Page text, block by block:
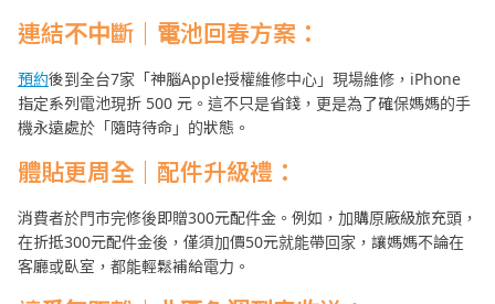
連結不中斷｜電池回春方案：
預約後到全台7家「神腦Apple授權維修中心」現場維修，iPhone
指定系列電池現折 500 元。這不只是省錢，更是為了確保媽媽的手
機永遠處於「隨時待命」的狀態。
體貼更周全｜配件升級禮：
消費者於門市完修後即贈300元配件金。例如，加購原廠級旅充頭，
在折抵300元配件金後，僅須加價50元就能帶回家，讓媽媽不論在
客廳或臥室，都能輕鬆補給電力。